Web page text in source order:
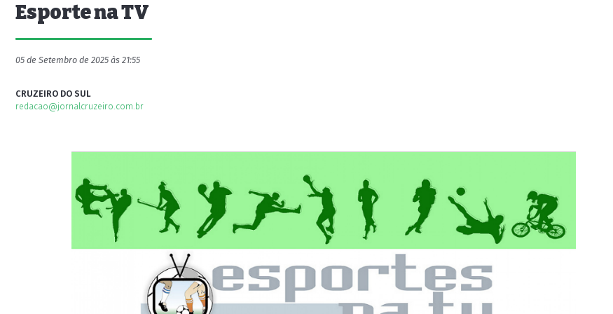
Esporte na TV
05 de Setembro de 2025 às 21:55
CRUZEIRO DO SUL
redacao@jornalcruzeiro.com.br